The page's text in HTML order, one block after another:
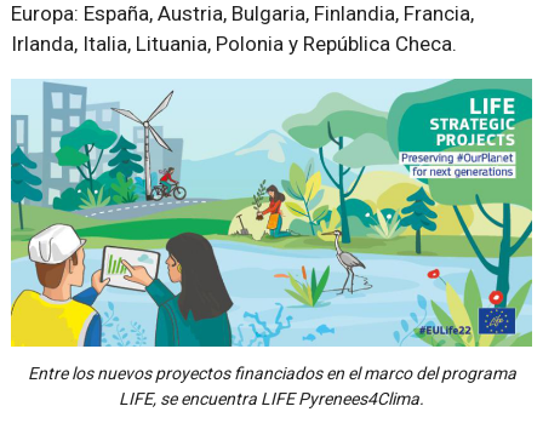
Europa: España, Austria, Bulgaria, Finlandia, Francia,
Irlanda, Italia, Lituania, Polonia y República Checa.
Entre los nuevos proyectos financiados en el marco del programa
LIFE, se encuentra LIFE Pyrenees4Clima.